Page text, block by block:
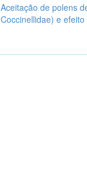
Aceitação de polens
Coccinellidae) e